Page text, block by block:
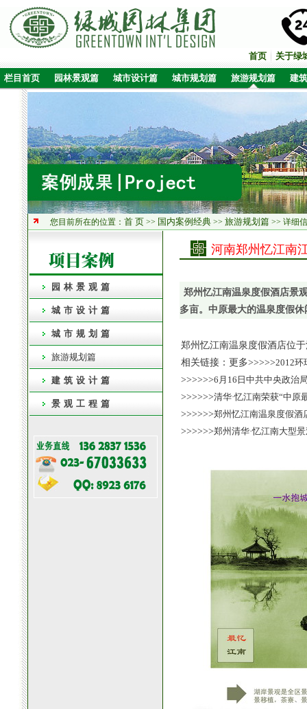
首页 关于绿
栏目首页 园林景观篇 城市设计篇 城市规划篇 旅游规划篇 建
您目前所在的位置： 首 页 >> 国内案例经典 >> 旅游规划篇 >> 详细
园林景观篇
城市设计篇
城市规划篇
旅游规划篇
建筑设计篇
景观工程篇
河南郑州忆江南
郑州忆江南温泉度假酒店景
多亩。中原最大的温泉度假
郑州忆江南温泉度假酒店位
相关链接：更多>>>>>2012环
>>>>>>6月16日中共中央政治
>>>>>>清华·忆江南荣获“中原
>>>>>>郑州忆江南温泉度假酒
>>>>>>郑州清华·忆江南大型